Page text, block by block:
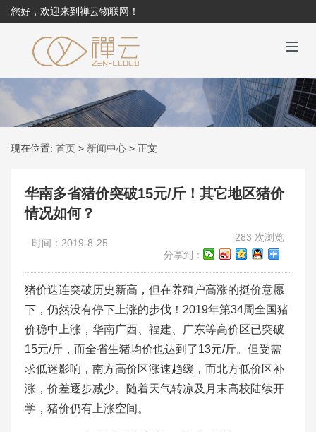
您好，欢迎来到禅云物联网！
现在位置: 首页 > 新闻中心 > 正文
华南多省猪价突破15元/斤！其它地区猪价
情况如何？
时间：2019-8-25
283 次浏览
分享到：
猪价迭连突破历史新高，但在养殖户高涨的挺价意愿
下，仍然没有停下上涨的步伐！2019年第34周全国猪
价稳中上涨，华南广西、福建、广东等高价区已突破
15元/斤，而全省生猪均价也达到了13元/斤。但受需
求低迷影响，南方高价区涨速趋缓，而北方低价区补
涨，价差逐步减少。随着天气转凉及月末高校陆续开
学，猪价仍有上涨空间。